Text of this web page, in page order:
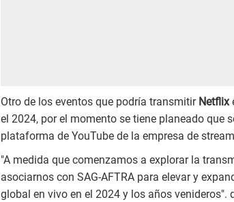
Otro de los eventos que podría transmitir Netflix
el 2024, por el momento se tiene planeado que
plataforma de YouTube de la empresa de
"A medida que comenzamos a explorar la
asociarnos con SAG-AFTRA para elevar y
global en vivo en el 2024 y los años